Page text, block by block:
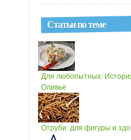
Статьи по теме
Для любопытных:
Оливье
Отруби: для фигуры и